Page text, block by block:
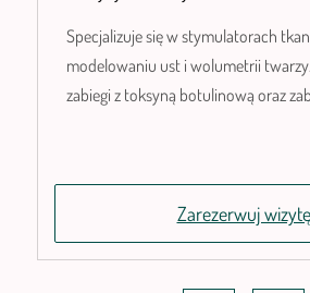
Specjalizuje się w stymulatorach
modelowaniu ust i wolumetrii
zabiegi z toksyną botulinową oraz
Zarezerwuj wizytę